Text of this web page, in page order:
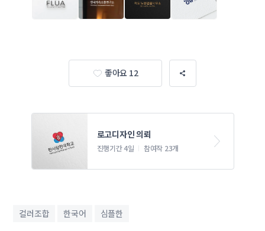
좋아요 12
로고디자인 의뢰
진행기간 4일 참여작 23개
컬러조합 한국어 심플한